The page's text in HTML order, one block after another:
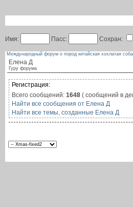
Имя: Пасс: Сохран:
Международный форум о пород китайская хохлатая
Елена Д
Гуру форума
Регистрация:
Всего сообщений: 1648 ( сообщений в
Найти все сообщения от Елена Д
Найти все темы, созданные Елена Д